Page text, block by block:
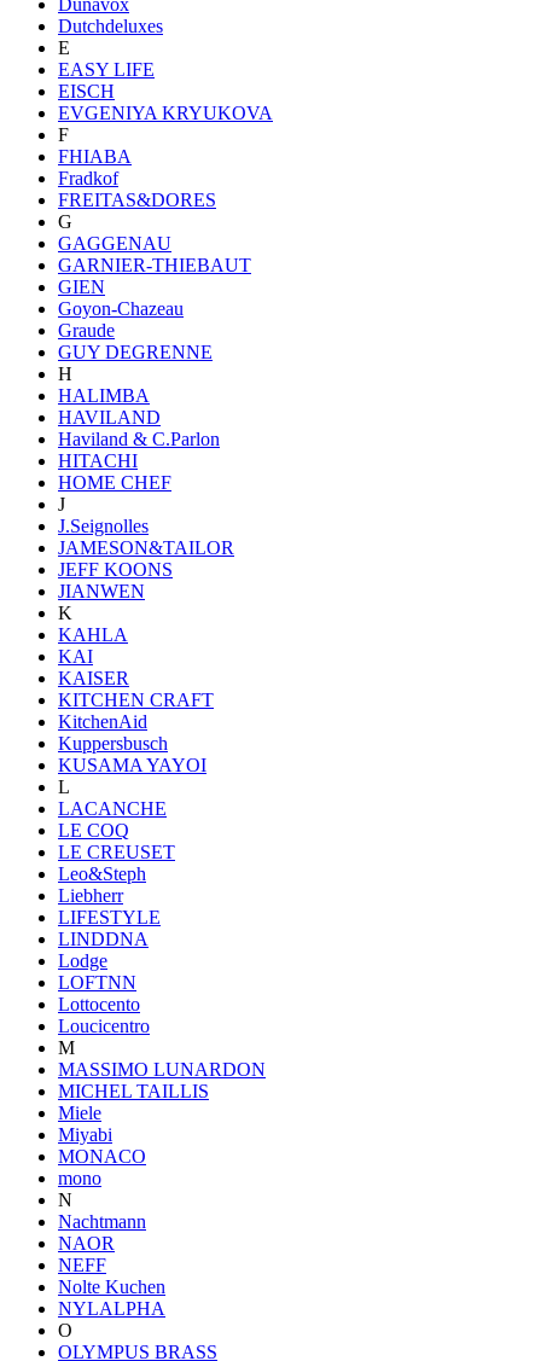
Dutchdeluxes
E
EASY LIFE
EISCH
EVGENIYA KRYUKOVA
F
FHIABA
Fradkof
FREITAS&DORES
G
GAGGENAU
GARNIER-THIEBAUT
GIEN
Goyon-Chazeau
Graude
GUY DEGRENNE
H
HALIMBA
HAVILAND
Haviland & C.Parlon
HITACHI
HOME CHEF
J
J.Seignolles
JAMESON&TAILOR
JEFF KOONS
JIANWEN
K
KAHLA
KAI
KAISER
KITCHEN CRAFT
KitchenAid
Kuppersbusch
KUSAMA YAYOI
L
LACANCHE
LE COQ
LE CREUSET
Leo&Steph
Liebherr
LIFESTYLE
LINDDNA
Lodge
LOFTNN
Lottocento
Loucicentro
M
MASSIMO LUNARDON
MICHEL TAILLIS
Miele
Miyabi
MONACO
mono
N
Nachtmann
NAOR
NEFF
Nolte Kuchen
NYLALPHA
O
OLYMPUS BRASS